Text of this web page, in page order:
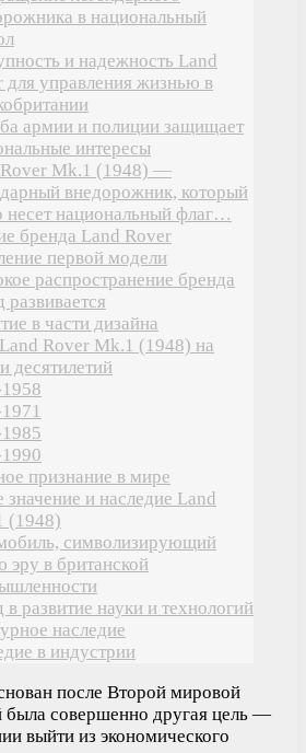
в национальный
и надежность Land
для управления жизнью в
армии и полиции защищает
интересы
Mk.1 (1948) —
внедорожник, который
несет национальный флаг…
бренда Land Rover
первой модели
распространение бренда
развивается
в части дизайна
Rover Mk.1 (1948) на
десятилетий
признание в мире
значение и наследие Land
(1948)
символизирующий
эру в британской
в развитие науки и технологий
наследие
в индустрии
после Второй мировой
была совершенно другая цель —
выйти из экономического